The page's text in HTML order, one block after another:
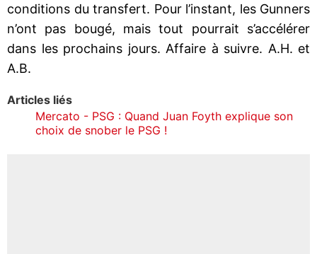
conditions du transfert. Pour l’instant, les Gunners
n’ont pas bougé, mais tout pourrait s’accélérer
dans les prochains jours. Affaire à suivre. A.H. et
A.B.
Articles liés
Mercato - PSG : Quand Juan Foyth explique son
choix de snober le PSG !